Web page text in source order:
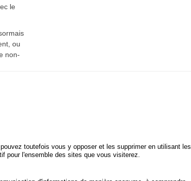
le
ou
non-
POLITIQUE DE SÉCURITÉ
ROUTIÈRE
toutefois vous y opposer et les supprimer en utilisant les
pour l'ensemble des sites que vous visiterez.